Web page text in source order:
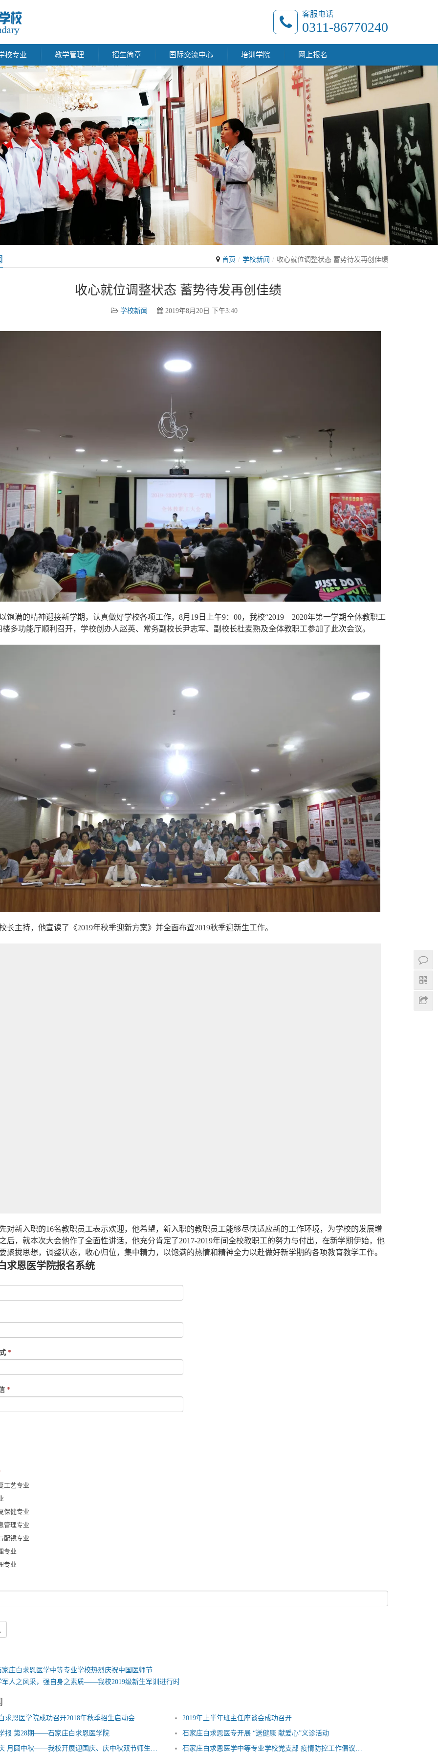
客服电话
0311-86770240
校专业 教学管理 招生简章 国际交流中心 培训学院 网上报名
首页 学校新闻 收心就位调整状态 蓄势待发再创佳绩
收心就位调整状态 蓄势待发再创佳绩
学校新闻 2019年8月20日 下午3:40
饱满的精神迎接新学期，认真做好学校各项工作，8月19日上午9：00，我校“2019—2020年第一学期全体教职工
楼多功能厅顺利召开，学校创办人赵英、常务副校长尹志军、副校长杜麦熟及全体教职工参加了此次会议。
长主持，他宣读了《2019年秋季迎新方案》并全面布置2019秋季迎新生工作。
对新入职的16名教职员工表示欢迎，他希望，新入职的教职员工能够尽快适应新的工作环境，为学校的发展增
后，就本次大会他作了全面性讲话，他充分肯定了2017-2019年间全校教职工的努力与付出，在新学期伊始，他
聚拢思想，调整状态，收心归位，集中精力，以饱满的热情和精神全力以赴做好新学期的各项教育教学工作。
求恩医学院报名系统
*
*
工艺专业
保健专业
管理专业
配镜专业
专业
专业
家庄白求恩医学中等专业学校热烈庆祝中国医师节
军人之风采，强自身之素质——我校2019级新生军训进行时
求恩医学院成功召开2018年秋季招生启动会 2019年上半年班主任座谈会成功召开
报 第28期——石家庄白求恩医学院 石家庄白求恩医专开展 “送健康 献爱心”义诊活动
欢度国庆 月圆中秋——我校开展迎国庆、庆中秋双节师生联欢会 石家庄白求恩医学中等专业学校党支部 疫情防控工作倡议书——石家庄白求恩医学院